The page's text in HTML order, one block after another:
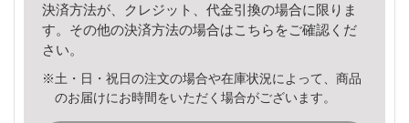
決済方法が、クレジット、代金引換の場合に限りま
す。その他の決済方法の場合はこちら をご確認くだ
さい。
※土・日・祝日の注文の場合や在庫状況によって、商品
のお届けにお時間をいただく場合がございます。